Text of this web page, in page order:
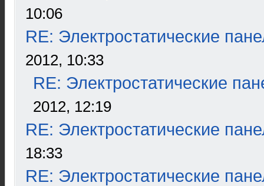
10:06
RE: Электростатические
2012, 10:33
RE: Электростатические
2012, 12:19
RE: Электростатические
18:33
RE: Электростатические